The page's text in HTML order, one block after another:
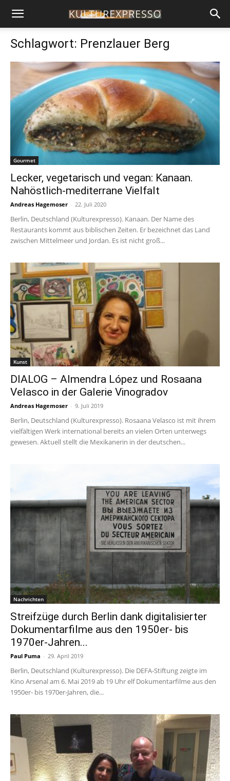
Schlagwort: Prenzlauer Berg
Gourmet
Lecker, vegetarisch und vegan: Kanaan.
Nahöstlich-mediterrane Vielfalt
Andreas Hagemoser - 22. Juli 2020
Berlin, Deutschland (Kulturexpresso). Kanaan. Der Name des
Restaurants kommt aus biblischen Zeiten. Er bezeichnet das Land
zwischen Mittelmeer und Jordan. Es ist nicht groß...
Kunst
DIALOG – Almendra López und Rosaana
Velasco in der Galerie Vinogradov
Andreas Hagemoser - 9. Juli 2019
Berlin, Deutschland (Kulturexpresso). Rosaana Velasco ist mit ihrem
vielfältigen Werk international bereits an vielen Orten unterwegs
gewesen. Aktuell stellt die Mexikanerin in der deutschen...
Nachrichten
Streifzüge durch Berlin dank digitalisierter
Dokumentarfilme aus den 1950er- bis
1970er-Jahren...
Paul Puma - 29. April 2019
Berlin, Deutschland (Kulturexpresso). Die DEFA-Stiftung zeigte im
Kino Arsenal am 6. Mai 2019 ab 19 Uhr elf Dokumentarfilme aus den
1950er- bis 1970er-Jahren, die...